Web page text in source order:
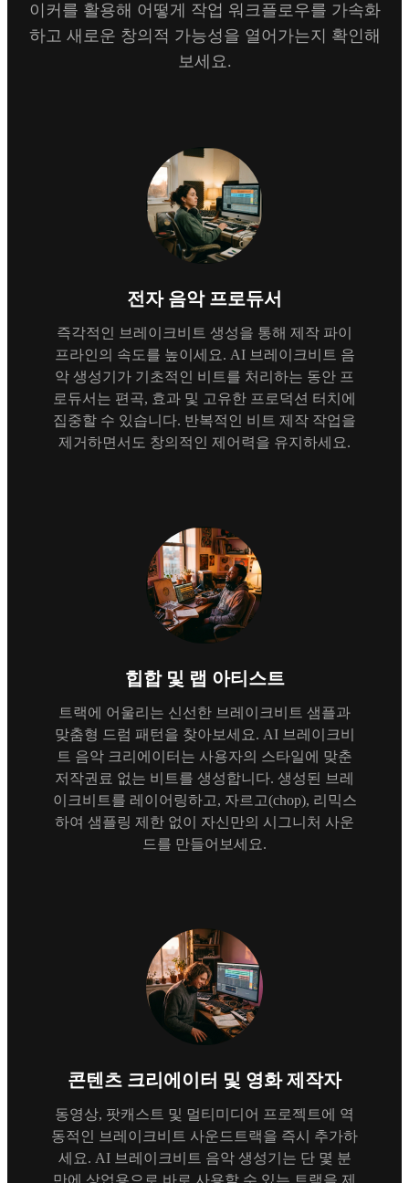
이커를 활용해 어떻게 작업 워크플로우를 가속화
하고 새로운 창의적 가능성을 열어가는지 확인해
보세요.
전자 음악 프로듀서
즉각적인 브레이크비트 생성을 통해 제작 파이
프라인의 속도를 높이세요. AI 브레이크비트 음
악 생성기가 기초적인 비트를 처리하는 동안 프
로듀서는 편곡, 효과 및 고유한 프로덕션 터치에
집중할 수 있습니다. 반복적인 비트 제작 작업을
제거하면서도 창의적인 제어력을 유지하세요.
힙합 및 랩 아티스트
트랙에 어울리는 신선한 브레이크비트 샘플과
맞춤형 드럼 패턴을 찾아보세요. AI 브레이크비
트 음악 크리에이터는 사용자의 스타일에 맞춘
저작권료 없는 비트를 생성합니다. 생성된 브레
이크비트를 레이어링하고, 자르고(chop), 리믹스
하여 샘플링 제한 없이 자신만의 시그니처 사운
드를 만들어보세요.
콘텐츠 크리에이터 및 영화 제작자
동영상, 팟캐스트 및 멀티미디어 프로젝트에 역
동적인 브레이크비트 사운드트랙을 즉시 추가하
세요. AI 브레이크비트 음악 생성기는 단 몇 분
만에 상업용으로 바로 사용할 수 있는 트랙을 제